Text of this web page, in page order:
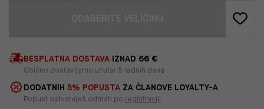
BESPLATNA DOSTAVA IZNAD 66 €
Obično dostavljamo unutar 5 radnih dana
DODATNIH 5% POPUSTA ZA ČLANOVE LOYALTY-A
Popust ostvaruješ odmah po registraciji